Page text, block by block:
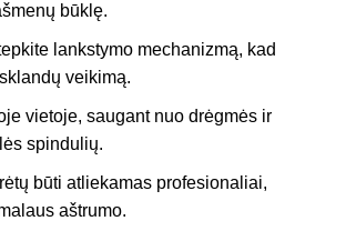
būklę.
lankstymo mechanizmą, kad
veikimą.
vietoje, saugant nuo drėgmės ir
spindulių.
būti atliekamas profesionaliai,
aštrumo.